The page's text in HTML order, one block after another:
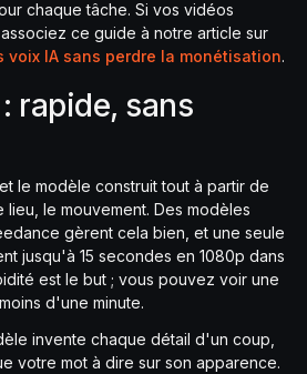
chaque tâche. Si vos vidéos
ce guide à notre article sur
voix IA sans perdre la monétisation.
rapide, sans
le modèle construit tout à partir de
le mouvement. Des modèles
gèrent cela bien, et une seule
jusqu'à 15 secondes en 1080p dans
est le but ; vous pouvez voir une
d'une minute.
invente chaque détail d'un coup,
votre mot à dire sur son apparence.